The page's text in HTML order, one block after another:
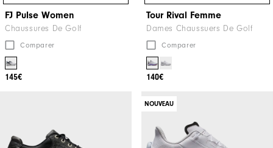
FJ Pulse Women
Chaussures De Golf
Comparer
145€
Tour Rival Femme
Dames Chaussuers De Golf
Comparer
140€
NOUVEAU